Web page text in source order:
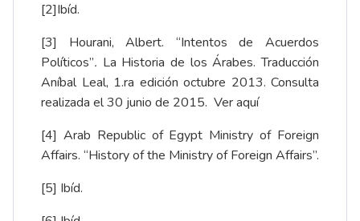
[2]Ibíd.
[3] Hourani, Albert. “Intentos de Acuerdos
Políticos”. La Historia de los Árabes. Traducción
Aníbal Leal, 1.ra edición octubre 2013. Consulta
realizada el 30 junio de 2015. Ver aquí
[4] Arab Republic of Egypt Ministry of Foreign
Affairs. “History of the Ministry of Foreign Affairs”.
[5] Ibíd.